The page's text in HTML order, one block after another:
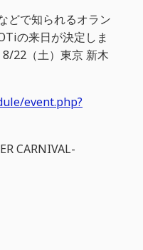
どで知られるオラン
の来日が決定しま
22（土）東京 新木
event.php?
CARNIVAL-